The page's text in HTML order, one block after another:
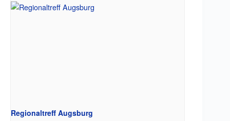
Regionaltreff Augsburg